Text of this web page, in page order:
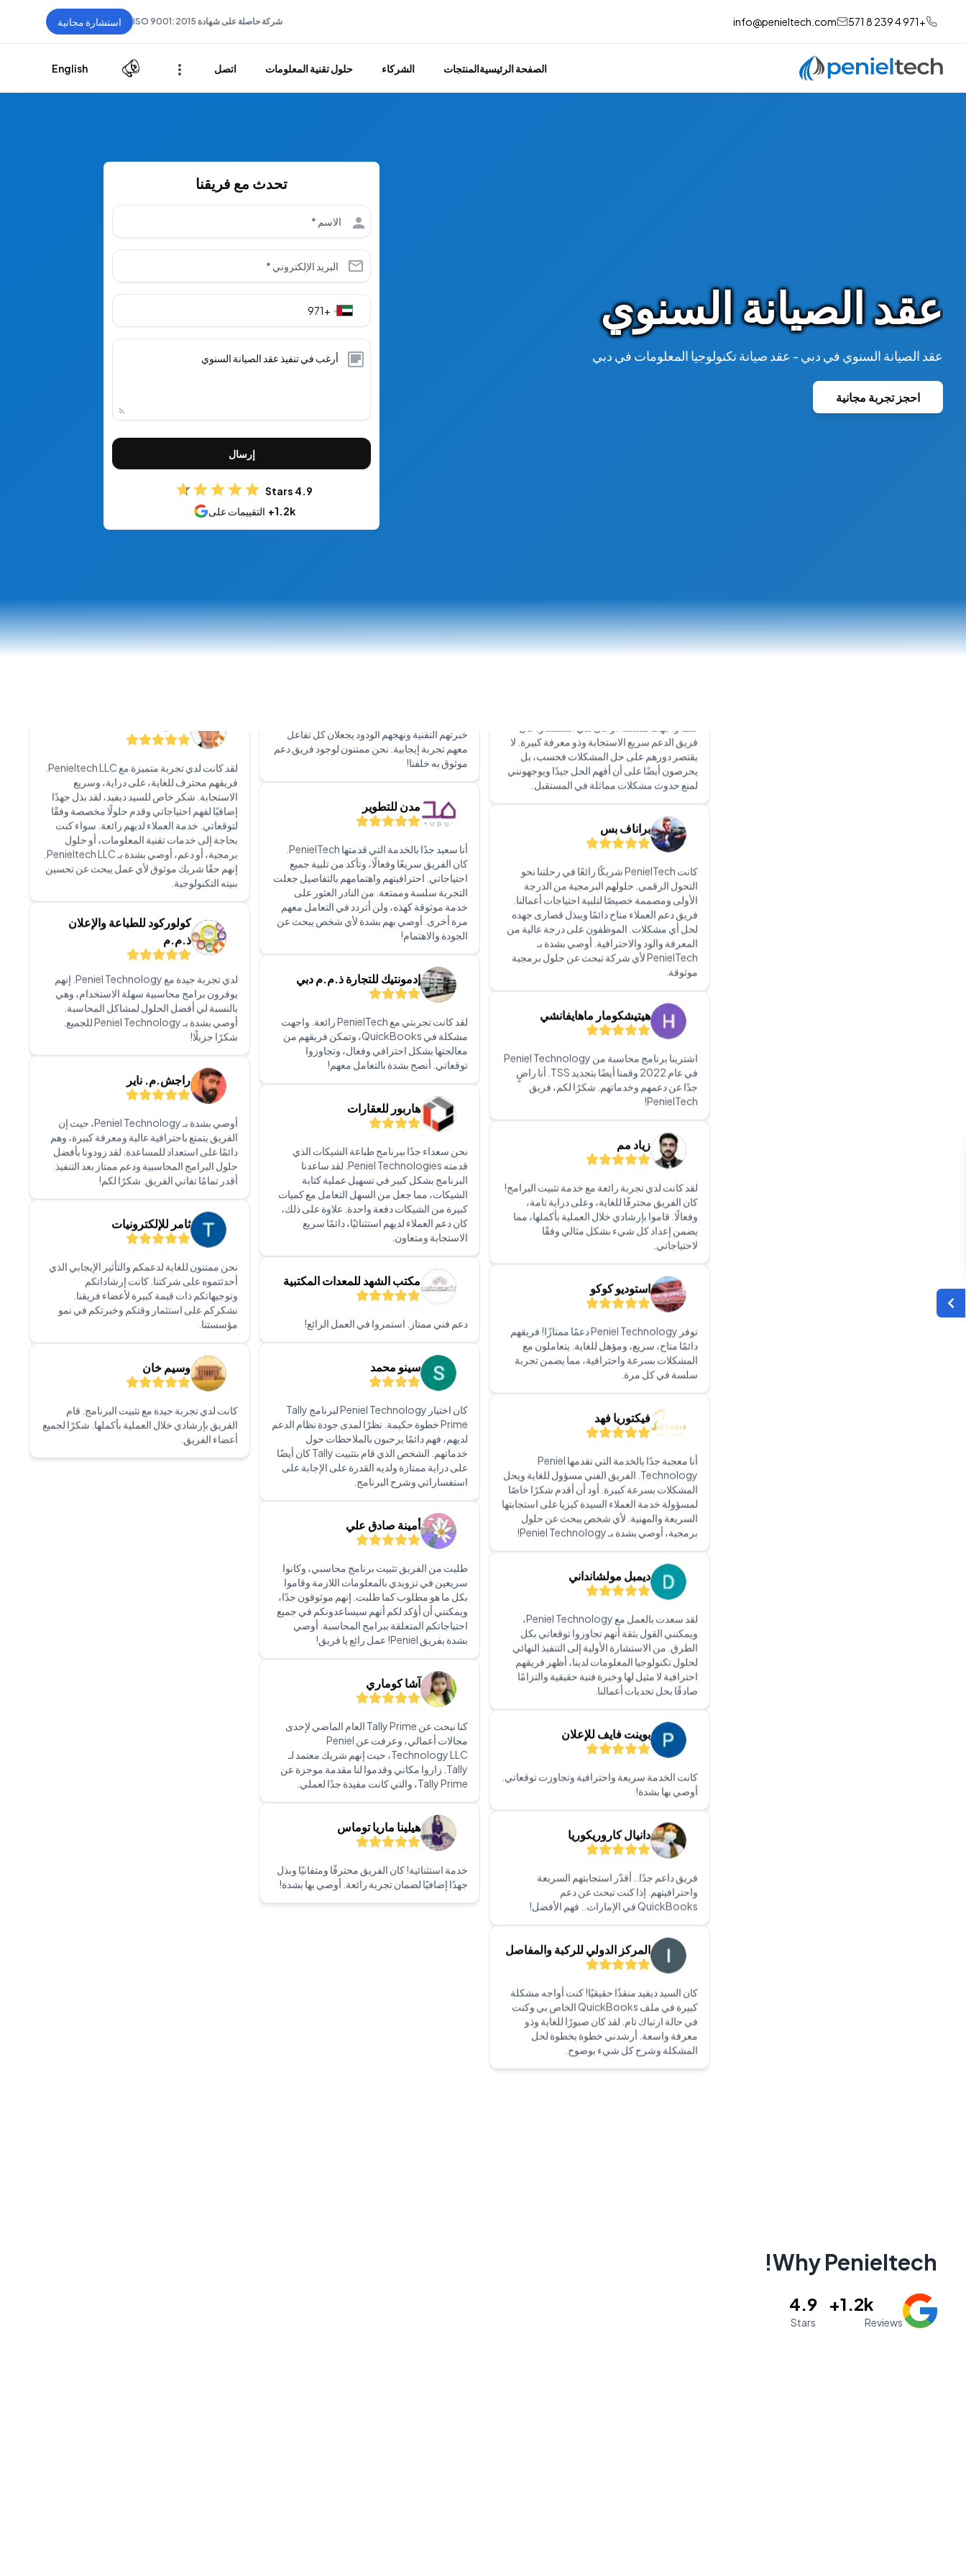
+971 4 239 8 571
info@penieltech.com شركة حاصلة على شهادة ISO 9001:2015 استشارة مجانية
الصفحة الرئيسيةالمنتجات الشركاء حلول تقنية المعلومات اتصل English
عقد الصيانة السنوي
عقد الصيانة السنوي في دبي - عقد صيانة تكنولوجيا المعلومات في دبي
احجز تجربة مجانية
تحدث مع فريقنا
إرسال
4.9 Stars
1.2k+
التقييمات على
Why Penieltech!
1.2k+
Reviews
4.9
Stars
بصفتي عميلًا لشركة PenielTech LLC، لا أستطيع
إلا أن أشيد بالدعم الفني والخدمة العامة الممتازة.
براناف بس
كانت PenielTech شريكًا رائعًا في رحلتنا نحو
التحول الرقمي. حلولهم البرمجية من الدرجة
الأولى ومصممة خصيصًا لتلبية احتياجات أعمالنا.
فريق دعم العملاء متاح دائمًا ويبذل قصارى جهده
لحل أي مشكلات. الموظفون على درجة عالية من
المعرفة والود والاحترافية. أوصي بشدة بـ
PenielTech لأي شركة تبحث عن حلول برمجية
موثوقة.
هيتيشكومار ماهايفانشي
اشترينا برنامج محاسبة من Peniel Technology
جدًا عن دعمهم وخدماتهم. شكرًا لكم، فريق
PenielTech!
زياد مم
لقد كانت لدي تجربة رائعة مع خدمة تثبيت البرامج!
كان الفريق محترفًا للغاية، وعلى دراية تامة،
وفعالًا. قاموا بإرشادي خلال العملية بأكملها، مما
يضمن إعداد كل شيء بشكل مثالي وفقًا
لاحتياجاتي.
استوديو كوكو
توفر Peniel Technology دعمًا ممتازًا! فريقهم
دائمًا متاح، سريع، ومؤهل للغاية. يتعاملون مع
المشكلات بسرعة واحترافية، مما يضمن تجربة
سلسة في كل مرة.
فيكتوريا فهد
أنا معجبة جدًا بالخدمة التي تقدمها Peniel
Technology. الفريق الفني مسؤول للغاية ويحل
المشكلات بسرعة كبيرة. أود أن أقدم شكرًا خاصًا
لمسؤولة خدمة العملاء السيدة كيزيا على استجابتها
السريعة والمهنية. لأي شخص يبحث عن حلول
برمجية، أوصي بشدة بـ Peniel Technology!
ديمبل مولشانداني
لقد سعدت بالعمل مع Peniel Technology،
ويمكنني القول بثقة أنهم تجاوزوا توقعاتي بكل
الطرق. من الاستشارة الأولية إلى التنفيذ النهائي
لحلول تكنولوجيا المعلومات لدينا، أظهر فريقهم
احترافية لا مثيل لها وخبرة فنية حقيقية والتزامًا
صادقًا بحل تحديات أعمالنا.
بوينت فايف للإعلان
كانت الخدمة سريعة واحترافية وتجاوزت توقعاتي.
أوصي بها بشدة!
دانيال كاروريكوريا
فريق داعم جدًا.. أقدّر استجابتهم السريعة
واحترافيتهم. إذا كنت تبحث عن دعم
QuickBooks في الإمارات.. فهم الأفضل!
المركز الدولي للركبة والمفاصل
كان السيد ديفيد منقذًا حقيقيًا! كنت أواجه مشكلة
كبيرة في ملف QuickBooks الخاص بي وكنت
في حالة ارتباك تام. لقد كان صبورًا للغاية وذو
معرفة واسعة. أرشدني خطوة بخطوة لحل
المشكلة وشرح كل شيء بوضوح.
للإعجاب حقًا. إنهم دائمًا متاحون عند الحاجة،
وفريقهم سريع الاستجابة ومتعاون للغاية. بغض
النظر عن المشكلة، فإنهم يضمنون حلها بسرعة.
موثوق به خلفنا!
مدن للتطوير
كان الفريق سريعًا وفعالًا، وتأكد من تلبية جميع
احتياجاتي. احترافيتهم واهتمامهم بالتفاصيل جعلت
التجربة سلسة وممتعة. من النادر العثور على
الجودة والاهتمام!
إدمونتيك للتجارة ذ.م.م دبي
لقد كانت تجربتي مع PenielTech رائعة. واجهت
توقعاتي. أنصح بشدة بالتعامل معهم!
هاربور للعقارات
نحن سعداء جدًا ببرنامج طباعة الشيكات الذي
قدمته Peniel Technologies. لقد ساعدنا
البرنامج بشكل كبير في تسهيل عملية كتابة
الشيكات، مما جعل من السهل التعامل مع كميات
الاستجابة ومتعاون.
مكتب الشهد للمعدات المكتبية
دعم فني ممتاز. استمروا في العمل الرائع!
سينو محمد
كان اختيار Peniel Technology لبرنامج Tally
Prime خطوة حكيمة. نظرًا لمدى جودة نظام الدعم
لديهم، فهم دائمًا يرحبون بالملاحظات حول
استفساراتي وشرح البرنامج.
أمينة صادق علي
طلبت من الفريق تثبيت برنامج محاسبي، وكانوا
سريعين في تزويدي بالمعلومات اللازمة وقاموا
بكل ما هو مطلوب كما طلبت. إنهم موثوقون جدًا،
بشدة بفريق Peniel! عمل رائع يا فريق!
آشا كوماري
كنا نبحث عن Tally Prime العام الماضي لإحدى
مجالات أعمالي، وعرفت عن Peniel
Tally Prime، والتي كانت مفيدة جدًا لعملي.
هيلينا ماريا توماس
قمت مؤخرًا بتركيب جهاز بصمة بيومترية في
مكتبي، وأنا راضٍ للغاية عن الخدمة! كان فريق
التركيب محترفًا ودقيقًا وذو خبرة. جعلوا العملية
سلسة وخالية من المتاعب. بشكل عام، أوصي
بشدة بهذه الخدمة لأي شخص يبحث عن حل فعال!
شكرًا لك، ديفيد، على دعمك السريع.
سبيل أحمد
لقد كانت تجربتي مع PenielTech LLC رائعة
للغاية. فريقهم محترف جدًا، وعلى درجة عالية من
المعرفة والاستجابة. شكر خاص للأستاذ ديفيد،
مخصصة وفقًا لتوقعاتي. خدمة العملاء لديهم
مذهلة. سواء كنت بحاجة إلى خدمات تكنولوجيا
المعلومات أو حلول برمجية أو دعم، أوصي بشدة بـ
PenielTech LLC. إنهم بالفعل شريك موثوق لأي
عمل يبحث عن تعزيز بنيته التحتية التكنولوجية.
AR للمجوهرات
واجهت مؤخرًا مشكلة وتمكنت من الحصول على
مستوى رائع من خدمة العملاء من الشركة. كان
الموظفون منتبهين للغاية وتأكدوا من تلبية جميع
احتياجاتي. أوصي بشدة بشركة Peniel
Technology LLC.
الحسابات - فارستا ديزاينز
لقد كانت لدينا تجربة رائعة مع Peniel
Technology LLC. فريق مكرس ومتفانٍ.. كانوا
دقيقين وأولوا اهتمامًا لكل التفاصيل. أوصي بهم
بشدة لأي شخص يبحث عن خدمة موثوقة وعالية
الجودة!
سابيل أحمد
فريقهم محترف للغاية، على دراية، وسريع
الاستجابة. شكر خاص للسيد ديفيد، لقد بذل جهدًا
إضافيًا لفهم احتياجاتي وقدم حلولًا مخصصة وفقًا